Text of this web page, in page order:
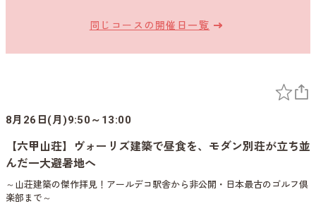
同じコースの開催日一覧
8月26日(月)9:50～13:00
【六甲山荘】ヴォーリズ建築で昼食を、モダン別荘が立ち並
んだ一大避暑地へ
～山荘建築の傑作拝見！アールデコ駅舎から非公開・日本最古のゴルフ倶
楽部まで～